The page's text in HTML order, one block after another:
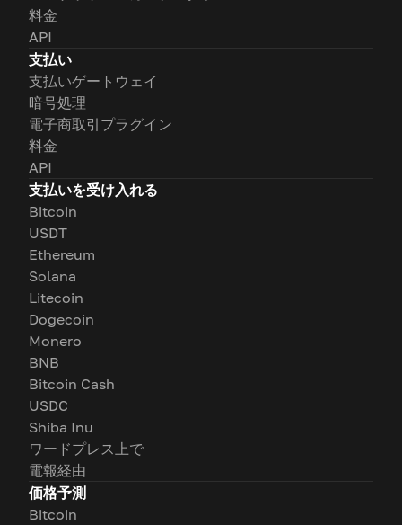
料金
API
支払い
支払いゲートウェイ
暗号処理
電子商取引プラグイン
料金
API
支払いを受け入れる
Bitcoin
USDT
Ethereum
Solana
Litecoin
Dogecoin
Monero
BNB
Bitcoin Cash
USDC
Shiba Inu
ワードプレス上で
電報経由
価格予測
Bitcoin